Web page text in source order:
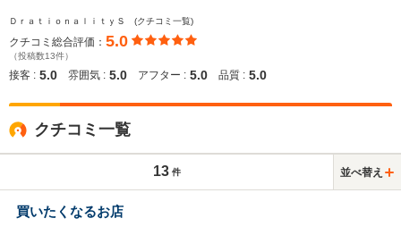
ＤｒａｔｉｏｎａｌｉｔｙＳ (クチコミ一覧)
クチコミ総合評価： 5.0
（投稿数13件）
接客 : 5.0 雰囲気 : 5.0 アフター : 5.0 品質 : 5.0
クチコミ一覧
13 件 並べ替え
買いたくなるお店